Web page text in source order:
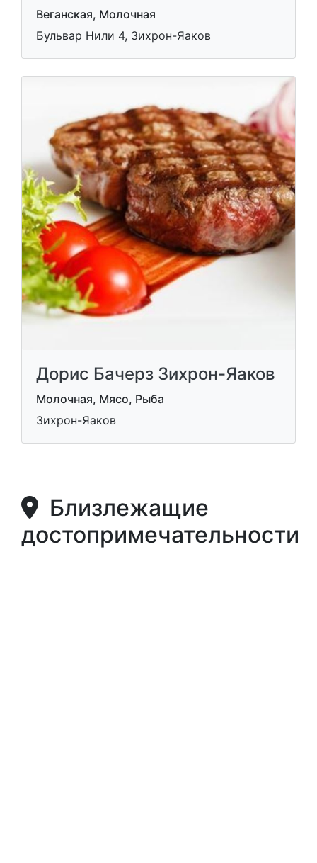
Веганская, Молочная
Бульвар Нили 4, Зихрон-Яаков
Дорис Бачерз Зихрон-Яаков
Молочная, Мясо, Рыба
Зихрон-Яаков
Близлежащие
достопримечательности